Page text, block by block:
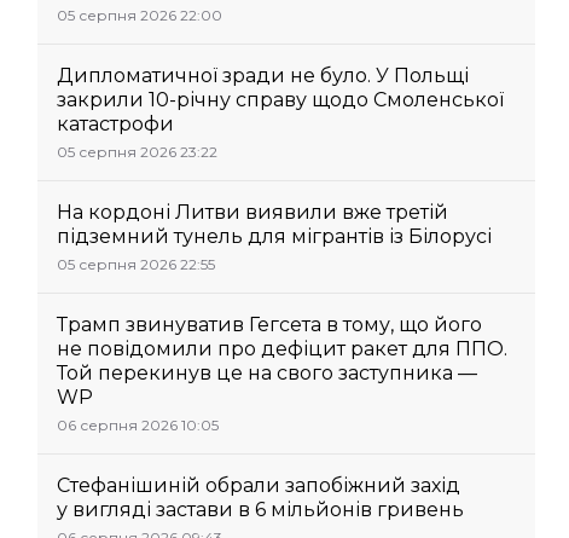
05 серпня 2026 22:00
Дипломатичної зради не було. У Польщі
закрили 10-річну справу щодо Смоленської
катастрофи
05 серпня 2026 23:22
На кордоні Литви виявили вже третій
підземний тунель для мігрантів із Білорусі
05 серпня 2026 22:55
Трамп звинуватив Гегсета в тому, що його
не повідомили про дефіцит ракет для ППО.
Той перекинув це на свого заступника —
WP
06 серпня 2026 10:05
Стефанішиній обрали запобіжний захід
у вигляді застави в 6 мільйонів гривень